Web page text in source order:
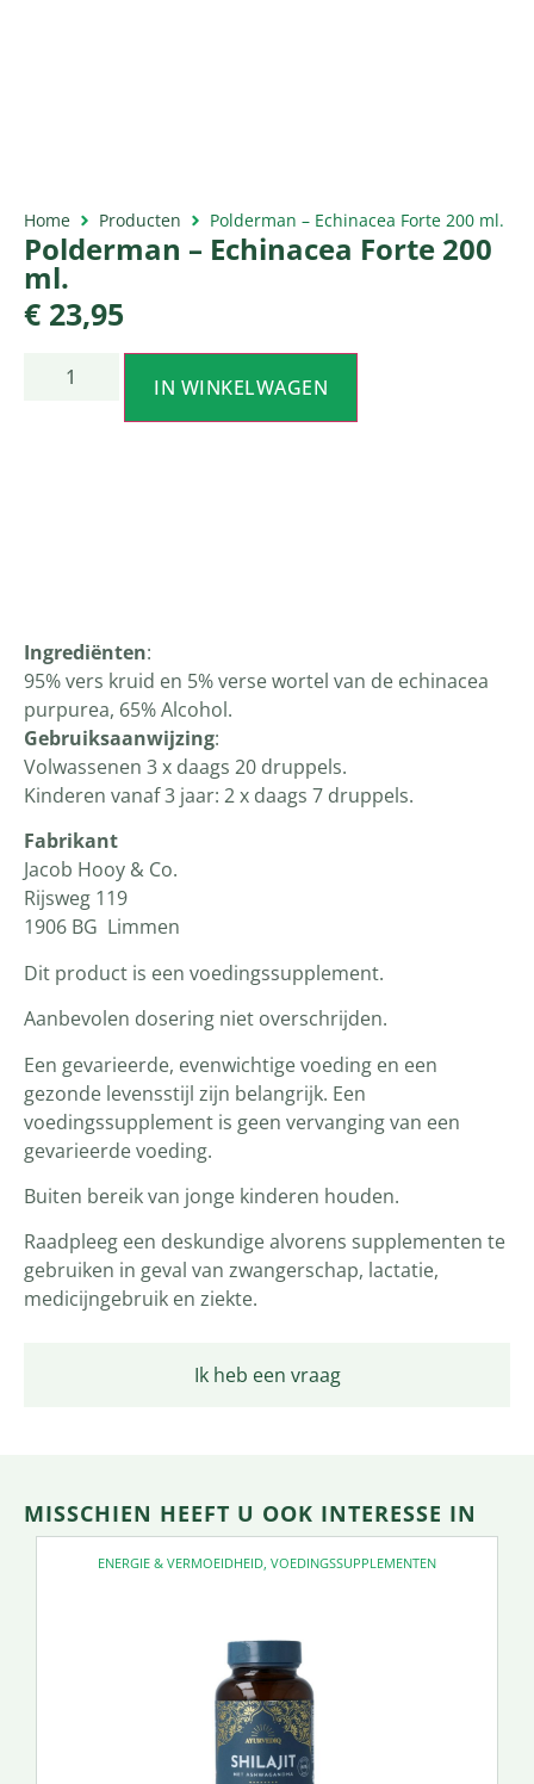
Home Producten Polderman – Echinacea Forte 200 ml.
Polderman – Echinacea Forte 200
ml.
€ 23,95
IN WINKELWAGEN
Ik heb een vraag
Ingrediënten:
95% vers kruid en 5% verse wortel van de echinacea
purpurea, 65% Alcohol.
Gebruiksaanwijzing:
Volwassenen 3 x daags 20 druppels.
Kinderen vanaf 3 jaar: 2 x daags 7 druppels.
Fabrikant
Jacob Hooy & Co.
Rijsweg 119
1906 BG Limmen
Dit product is een voedingssupplement.
Aanbevolen dosering niet overschrijden.
Een gevarieerde, evenwichtige voeding en een
gezonde levensstijl zijn belangrijk. Een
voedingssupplement is geen vervanging van een
gevarieerde voeding.
Buiten bereik van jonge kinderen houden.
Raadpleeg een deskundige alvorens supplementen te
gebruiken in geval van zwangerschap, lactatie,
medicijngebruik en ziekte.
MISSCHIEN HEEFT U OOK INTERESSE IN
ENERGIE & VERMOEIDHEID VOEDINGSSUPPLEMENTEN